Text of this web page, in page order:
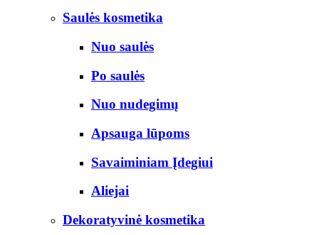
Saulės kosmetika
Nuo saulės
Po saulės
Nuo nudegimų
Apsauga lūpoms
Savaiminiam Įdegiui
Aliejai
Dekoratyvinė kosmetika